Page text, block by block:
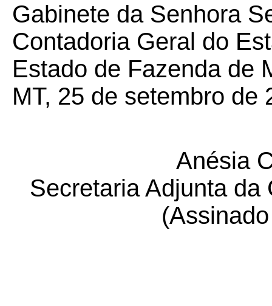
Gabinete da Senhora
Contadoria Geral do
Estado de Fazenda de
MT, 25 de setembro de
Anésia
Secretaria Adjunta